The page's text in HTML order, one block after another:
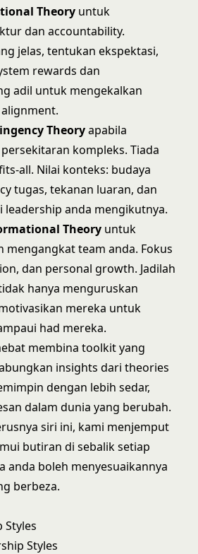
Theory untuk
dan accountability.
jelas, tentukan ekspektasi,
rewards dan
adil untuk mengekalkan
Theoryapabila
kompleks. Tiada
all. Nilai konteks: budaya
tugas, tekanan luaran, dan
leadership anda mengikutnya.
Theory untuk
mengangkat team anda. Fokus
dan personal growth. Jadilah
hanya menguruskan
mereka untuk
had mereka.
membina toolkit yang
insights dari theories
dengan lebih sedar,
dalam dunia yang berubah.
siri ini, kami menjemput
butiran di sebalik setiap
anda boleh menyesuaikannya
berbeza.
Styles
Styles